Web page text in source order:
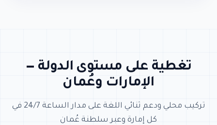
تغطية على مستوى الدولة —
الإمارات وعُمان
تركيب محلي ودعم ثنائي اللغة على مدار الساعة 24/7 في
كل إمارة وعبر سلطنة عُمان